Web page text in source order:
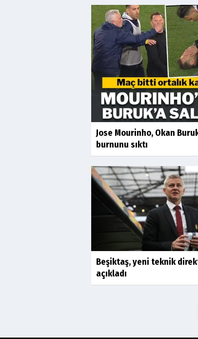
Jose Mourinho, Okan
burnunu sıktı
Beşiktaş, yeni teknik
açıkladı